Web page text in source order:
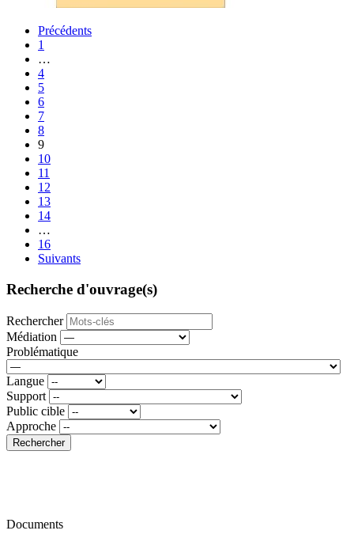
Précédents
1
…
4
5
6
7
8
9
10
11
12
13
14
…
16
Suivants
Recherche d'ouvrage(s)
Rechercher
Médiation
Problématique
Langue
Support
Public cible
Approche
Rechercher
Documents